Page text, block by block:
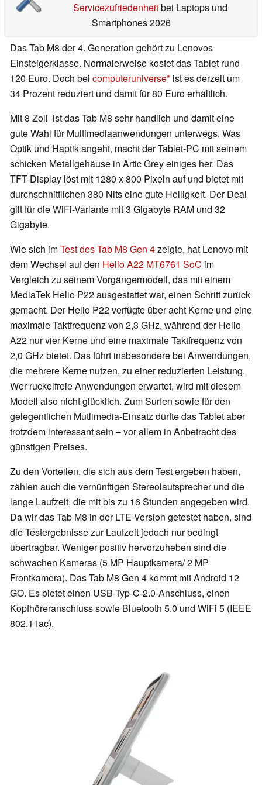
Servicezufriedenheitbei Laptops und
Smartphones 2026
Das Tab M8 der 4. Generation gehört zu Lenovos
Einsteigerklasse. Normalerweise kostet das Tablet rund
120 Euro. Doch bei computeruniverse ist es derzeit um
34 Prozent reduziert und damit für 80 Euro erhältlich.
Mit 8 Zoll ist das Tab M8 sehr handlich und damit eine
gute Wahl für Multimediaanwendungen unterwegs. Was
Optik und Haptik angeht, macht der Tablet-PC mit seinem
schicken Metallgehäuse in Artic Grey einiges her. Das
TFT-Display löst mit 1280 x 800 Pixeln auf und bietet mit
durchschnittlichen 380 Nits eine gute Helligkeit. Der Deal
gilt für die WiFi-Variante mit 3 Gigabyte RAM und 32
Gigabyte.
Wie sich imTest des Tab M8 Gen 4zeigte, hat Lenovo mit
dem Wechsel auf den Helio A22 MT6761 SoC im
Vergleich zu seinem Vorgängermodell, das mit einem
MediaTek Helio P22 ausgestattet war, einen Schritt zurück
gemacht. Der Helio P22 verfügte über acht Kerne und eine
maximale Taktfrequenz von 2,3 GHz, während der Helio
A22 nur vier Kerne und eine maximale Taktfrequenz von
2,0 GHz bietet. Das führt insbesondere bei Anwendungen,
die mehrere Kerne nutzen, zu einer reduzierten Leistung.
Wer ruckelfreie Anwendungen erwartet, wird mit diesem
Modell also nicht glücklich. Zum Surfen sowie für den
gelegentlichen Mutlimedia-Einsatz dürfte das Tablet aber
trotzdem interessant sein – vor allem in Anbetracht des
günstigen Preises.
Zu den Vorteilen, die sich aus dem Test ergeben haben,
zählen auch die vernünftigen Stereolautsprecher und die
lange Laufzeit, die mit bis zu 16 Stunden angegeben wird.
Da wir das Tab M8 in der LTE-Version getestet haben, sind
die Testergebnisse zur Laufzeit jedoch nur bedingt
übertragbar. Weniger positiv hervorzuheben sind die
schwachen Kameras (5 MP Hauptkamera/ 2 MP
Frontkamera). Das Tab M8 Gen 4 kommt mit Android 12
GO. Es bietet einen USB-Typ-C-2.0-Anschluss, einen
Kopfhöreranschluss sowie Bluetooth 5.0 und WiFi 5 (IEEE
802.11ac).